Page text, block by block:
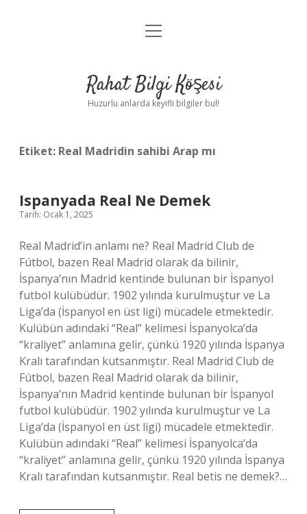
Anasayfa
Yasal Uyarı
menüyü
Rahat Bilgi Köşesi
Huzurlu anlarda keyifli bilgiler bul!
Etiket: Real Madridin sahibi Arap mı
Ispanyada Real Ne Demek
Tarih: Ocak 1, 2025
Real Madrid’in anlamı ne? Real Madrid Club de
Fútbol, ​​​​​​​​bazen Real Madrid olarak da bilinir,
İspanya’nın Madrid kentinde bulunan bir İspanyol
futbol kulübüdür. 1902 yılında kurulmuştur ve La
Liga’da (İspanyol en üst ligi) mücadele etmektedir.
Kulübün adındaki “Real” kelimesi İspanyolca’da
“kraliyet” anlamına gelir, çünkü 1920 yılında İspanya
Kralı tarafından kutsanmıştır. Real Madrid Club de
Fútbol, ​​​​​​​​bazen Real Madrid olarak da bilinir,
İspanya’nın Madrid kentinde bulunan bir İspanyol
futbol kulübüdür. 1902 yılında kurulmuştur ve La
Liga’da (İspanyol en üst ligi) mücadele etmektedir.
Kulübün adındaki “Real” kelimesi İspanyolca’da
“kraliyet” anlamına gelir, çünkü 1920 yılında İspanya
Kralı tarafından kutsanmıştır. Real betis ne demek?…